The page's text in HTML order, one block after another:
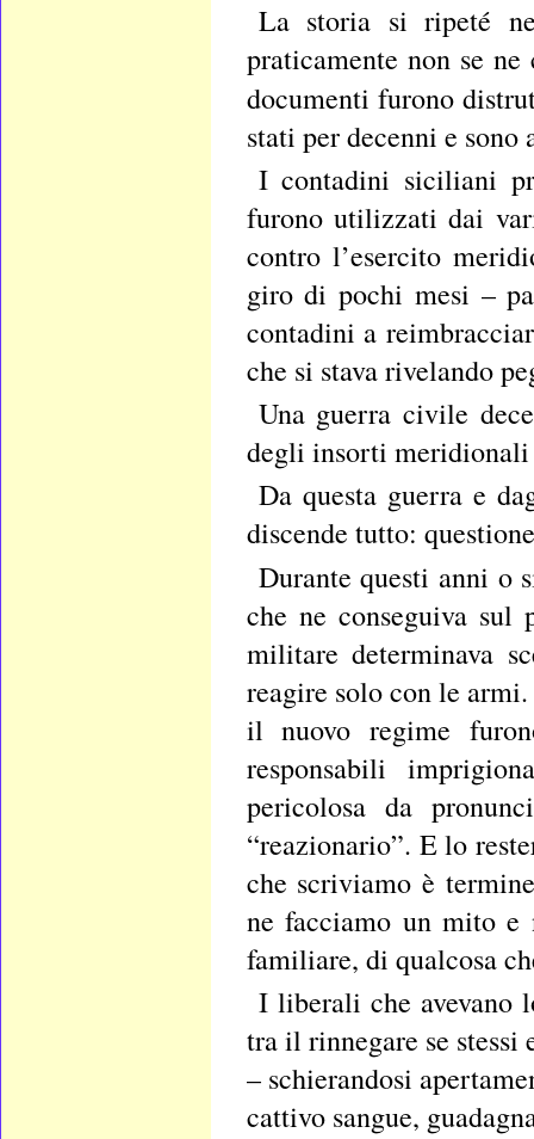
La storia si ripeté
praticamente non se
documenti furono
stati per decenni e
I contadini siciliani
furono utilizzati dai
contro l’esercito
giro di pochi mesi –
contadini a
che si stava rivelando
Una guerra civile
degli insorti meridionali
Da questa guerra e
discende tutto:
Durante questi anni o
che ne conseguiva
militare determinava
reagire solo con le
il nuovo regime
responsabili
pericolosa da
“reazionario”. E lo
che scriviamo è
ne facciamo un mito e
familiare, di qualcosa
I liberali che avevano
tra il rinnegare se stessi
– schierandosi
cattivo sangue,